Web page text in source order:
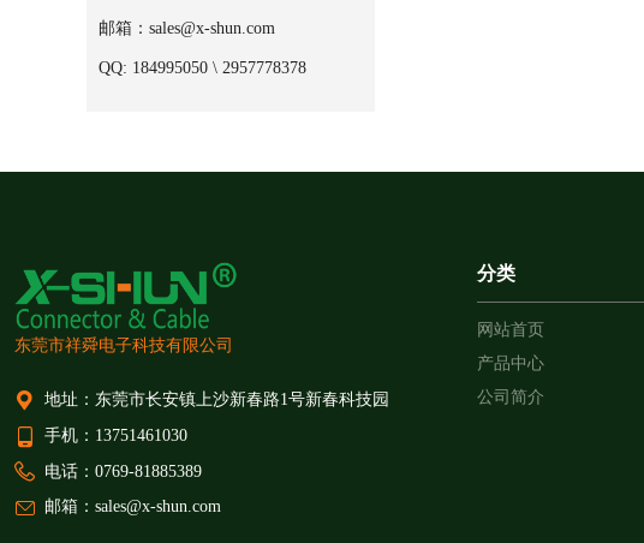
邮箱：sales@x-shun.com
QQ: 184995050 \ 2957778378
东莞市祥舜电子科技有限公司
地址：东莞市长安镇上沙新春路1号新春科技园
手机：13751461030
电话：0769-81885389
邮箱：sales@x-shun.com
分类
网站首页
产品中心
公司简介